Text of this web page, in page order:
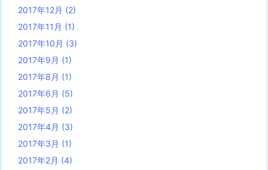
2017年12月 (2)
2017年11月 (1)
2017年10月 (3)
2017年9月 (1)
2017年8月 (1)
2017年6月 (5)
2017年5月 (2)
2017年4月 (3)
2017年3月 (1)
2017年2月 (4)